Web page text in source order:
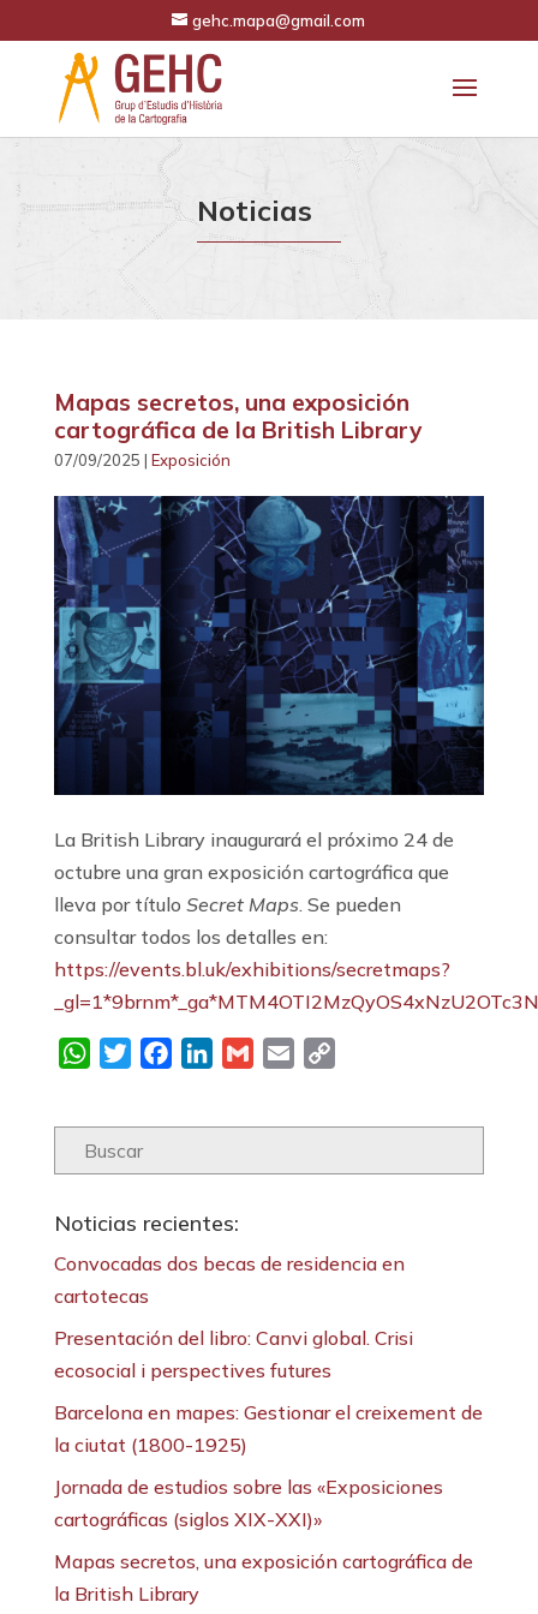
gehc.mapa@gmail.com
Noticias
Mapas secretos, una exposición
cartográfica de la British Library
07/09/2025 | Exposición
La British Library inaugurará el próximo 24 de
octubre una gran exposición cartográfica que
lleva por título Secret Maps. Se pueden
consultar todos los detalles en:
https://events.bl.uk/exhibitions/secretmaps?
WhatsApp
TwitterFacebookLinkedIn
Gmail Email
Noticias recientes:
Convocadas dos becas de residencia en
cartotecas
Presentación del libro: Canvi global. Crisi
ecosocial i perspectives futures
Barcelona en mapes: Gestionar el creixement de
la ciutat (1800-1925)
Jornada de estudios sobre las «Exposiciones
cartográficas (siglos XIX-XXI)»
Mapas secretos, una exposición cartográfica de
la British Library